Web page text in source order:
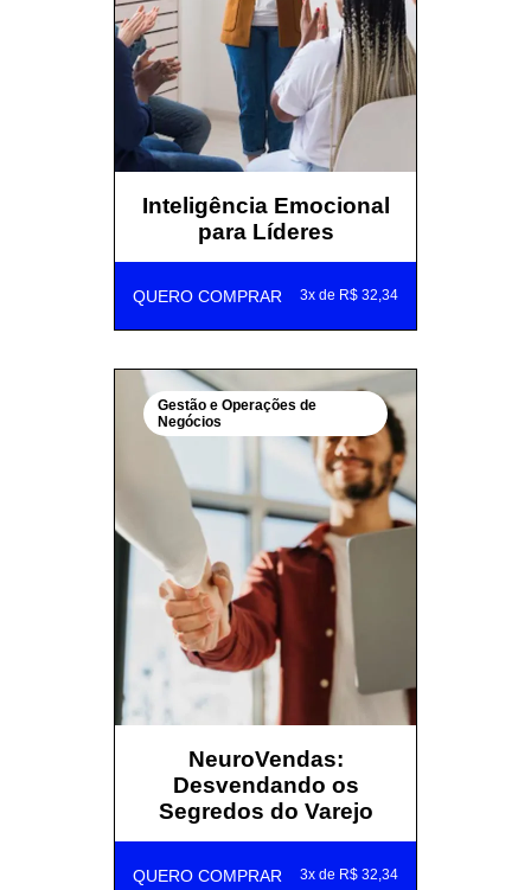
Inteligência Emocional
para Líderes
QUERO COMPRAR 3x de R$ 32,34
Gestão e Operações de
Negócios
NeuroVendas:
Desvendando os
Segredos do Varejo
QUERO COMPRAR 3x de R$ 32,34